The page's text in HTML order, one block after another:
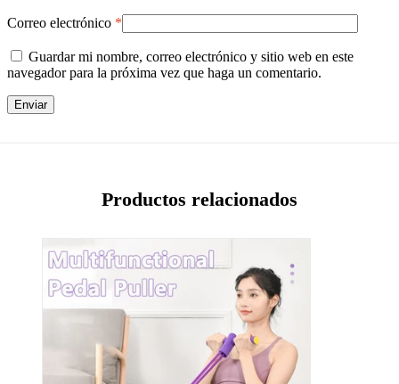
Correo electrónico *
Guardar mi nombre, correo electrónico y sitio web en este
navegador para la próxima vez que haga un comentario.
Productos relacionados